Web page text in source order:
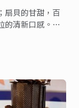
扇貝的甘甜，百
的清新口感。芝